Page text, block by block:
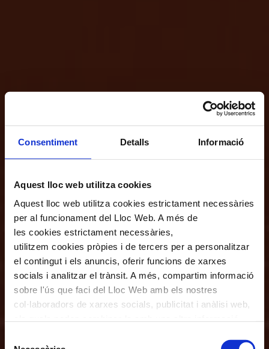
Consentiment Detalls Informació
Aquest lloc web utilitza cookies
Aquest lloc web utilitza cookies estrictament necessàries
per al funcionament del Lloc Web. A més de
les cookies estrictament necessàries,
utilitzem cookies pròpies i de tercers per a personalitzar
el contingut i els anuncis, oferir funcions de xarxes
socials i analitzar el trànsit. A més, compartim informació
sobre l'ús que faci del Lloc Web amb els nostres
col·laboradors de xarxes socials, publicitat i anàlisi web,